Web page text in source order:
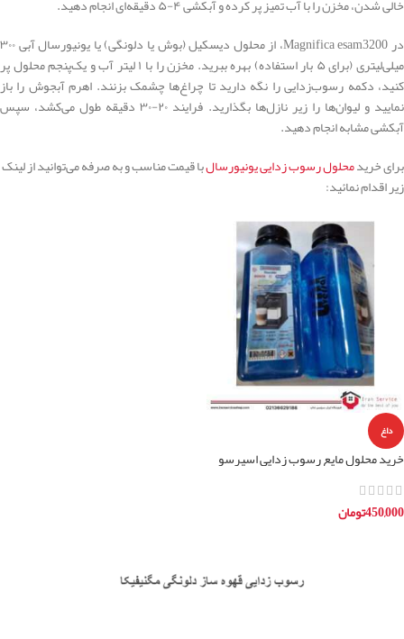
خالی شدن، مخزن را با آب تمیز پر کرده و آبکشی ۴-۵ دقیقه‌ای انجام دهید.
در Magnifica esam3200، از محلول دیسکیل (بوش یا دلونگی) یا یونیورسال آبی ۳۰۰
میلی‌لیتری (برای ۵ بار استفاده) بهره ببرید. مخزن را با ۱ لیتر آب و یک‌پنجم محلول پر
کنید، دکمه رسوب‌زدایی را نگه دارید تا چراغ‌ها چشمک بزنند. اهرم آبجوش را باز
نمایید و لیوان‌ها را زیر نازل‌ها بگذارید. فرایند ۲۰-۳۰ دقیقه طول می‌کشد، سپس
آبکشی مشابه انجام دهید.
برای خریدمحلول رسوب زدایی یونیورسالبا قیمت مناسب و به صرفه می‌توانید از لینک
زیر اقدام نمائید:
داغ
خرید محلول مایع رسوب زدایی اسپرسو
ساز خانگی یونیورسال
450,000تومان